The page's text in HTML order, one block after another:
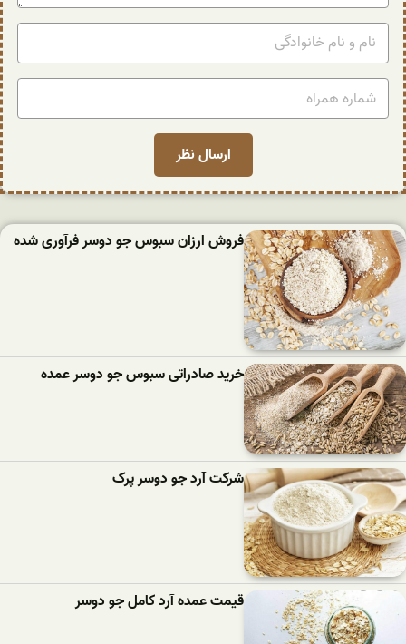
فروش ارزان سبوس جو دوسر فرآوری شده
خرید صادراتی سبوس جو دوسر عمده
شرکت آرد جو دوسر پرک
قیمت عمده آرد کامل جو دوسر